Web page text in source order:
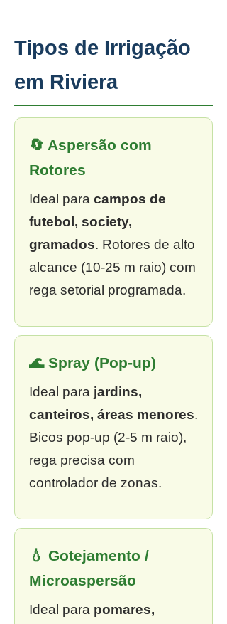
Tipos de Irrigação
em Riviera
🔄 Aspersão com
Rotores
Ideal para campos de
futebol, society,
gramados. Rotores de alto
alcance (10-25 m raio) com
rega setorial programada.
🌊 Spray (Pop-up)
Ideal para jardins,
canteiros, áreas menores.
Bicos pop-up (2-5 m raio),
rega precisa com
controlador de zonas.
💧 Gotejamento /
Microaspersão
Ideal para pomares,